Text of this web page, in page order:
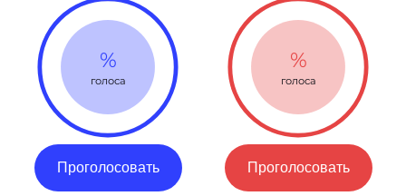
%
голоса
Проголосовать
%
голоса
Проголосовать